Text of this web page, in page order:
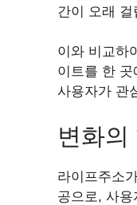
간이 오래 걸
이와 비교하
이트를 한
사용자가 관
변화의
라이프주소
공으로, 사